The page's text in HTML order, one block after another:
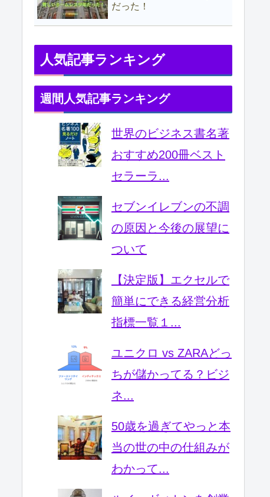
だった！
人気記事ランキング
週間人気記事ランキング
世界のビジネス書名著
おすすめ200冊ベスト
セラーラ...
セブンイレブンの不調
の原因と今後の展望に
ついて
【決定版】エクセルで
簡単にできる経営分析
指標一覧１...
ユニクロ vs ZARAどっ
ちが儲かってる？ビジ
ネ...
50歳を過ぎてやっと本
当の世の中の仕組みが
わかって...